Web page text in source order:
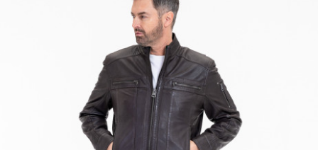
Bundy, kabáty a vesty
Aktovky, tašky a batohy
Peňaženky
Opasky
Manikúry
Šály